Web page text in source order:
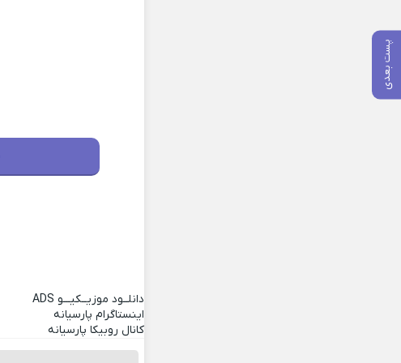
پست بعدی
دانلــود موزیــکیـــو ADS
اینستاگرام پارسیانه
کانال روبیکا پارسیانه